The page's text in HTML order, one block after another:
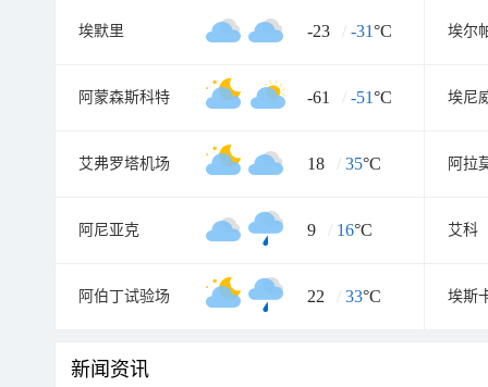
埃默里 -23 / -31°C 埃尔
阿蒙森斯科特 -61 / -51°C 埃尼
艾弗罗塔机场 18 / 35°C 阿拉
阿尼亚克 9 / 16°C 艾科
阿伯丁试验场 22 / 33°C 埃斯
新闻资讯